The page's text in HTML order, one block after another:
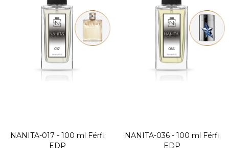
NANITA-017 - 100 ml
Férfi
EDP
NANITA-036 - 100 ml
Férfi
EDP